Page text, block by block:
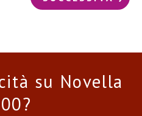
su Novella